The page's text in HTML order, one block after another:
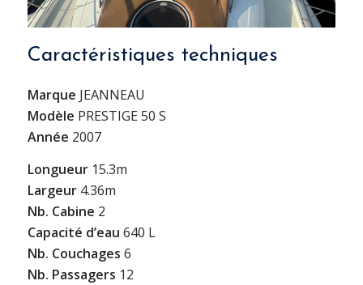
Caractéristiques techniques
Marque JEANNEAU
Modèle PRESTIGE 50 S
Année 2007
Longueur15.3m
Largeur4.36m
Nb. Cabine 2
Capacité d’eau 640 L
Nb. Couchages 6
Nb. Passagers 12